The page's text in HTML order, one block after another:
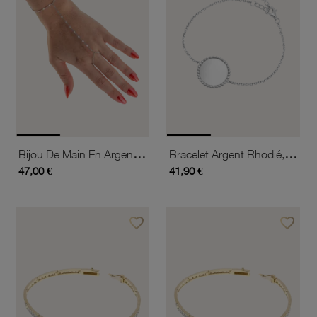
Bijou De Main En Argent Rhodié
47,00 €
Bracelet Argent Rhodié, Plaque Ronde Perlée 18 Mm
41,90 €
favorite_borderAjouter à vos favoris favorite_borderAjouter